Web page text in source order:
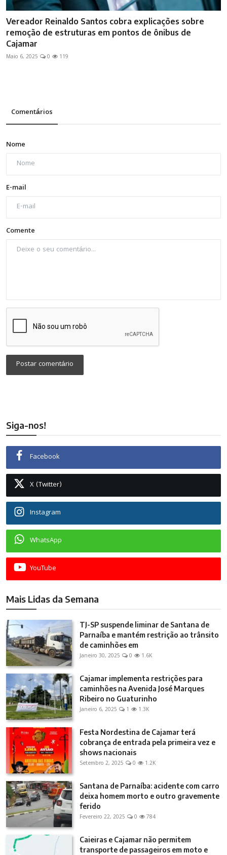
Vereador Reinaldo Santos cobra explicações sobre
remoção de estruturas em pontos de ônibus de
Cajamar
Maio 6, 2025 0 119
Comentários
Nome
E-mail
Comente
Postar comentário
Siga-nos!
Facebook
X (Twitter)
Instagram
WhatsApp
YouTube
Mais Lidas da Semana
TJ-SP suspende liminar de Santana de
Parnaíba e mantém restrição ao trânsito
de caminhões em
Janeiro 30, 2025 0 1.6K
Cajamar implementa restrições para
caminhões na Avenida José Marques
Ribeiro no Guaturinho
Janeiro 6, 2025 1 1.3K
Festa Nordestina de Cajamar terá
cobrança de entrada pela primeira vez e
shows nacionais
Setembro 2, 2025 0 1.2K
Santana de Parnaíba: acidente com carro
deixa homem morto e outro gravemente
ferido
Fevereiro 22, 2025 0 784
Caieiras e Cajamar não permitem
transporte de passageiros em moto e